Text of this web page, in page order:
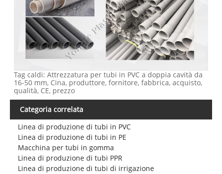
Tag caldi: Attrezzatura per tubi in PVC a doppia cavità da
16-50 mm, Cina, produttore, fornitore, fabbrica, acquisto,
qualità, CE, prezzo
Categoria correlata
Linea di produzione di tubi in PVC
Linea di produzione di tubi in PE
Macchina per tubi in gomma
Linea di produzione di tubi PPR
Linea di produzione di tubi di irrigazione